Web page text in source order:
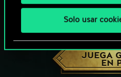
Solo usar
¿QUÉ TAL UNA
JUEGA
EN